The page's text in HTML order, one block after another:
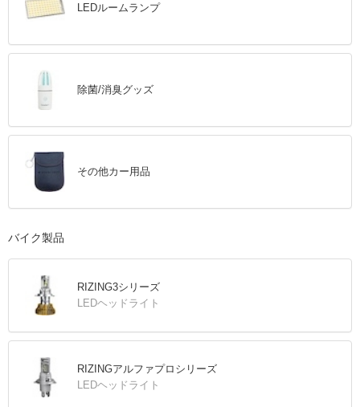
LEDルームランプ
除菌/消臭グッズ
その他カー用品
バイク製品
RIZING3シリーズ
LEDヘッドライト
RIZINGアルファプロシリーズ
LEDヘッドライト